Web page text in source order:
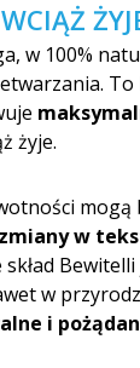
w 100%
żyje.
w
Bewitelli
w
i